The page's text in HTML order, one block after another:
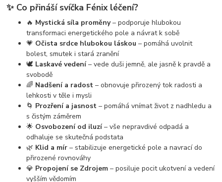
✨ Co přináší svíčka Fénix léčení?
🔥 Mystická síla proměny– podporuje hlubokou
transformaci energetického pole a návrat k sobě
💗 Očista srdce hlubokou láskou – pomáhá uvolnit
bolest, smutek i stará zranění
🕊️ Laskavé vedení– vede duši jemně, ale jasně k pravdě a
svobodě
🌈 Nadšení a radost – obnovuje přirozený tok radosti a
lehkosti v těle i mysli
🌀 Prozření a jasnost – pomáhá vnímat život z nadhledu a
s čistým záměrem
🌟 Osvobození od iluzí– vše nepravdivé odpadá a
odhaluje se skutečná podstata
🌿 Klid a mír – stabilizuje energetické pole a navrací do
přirozené rovnováhy
💎 Propojení se Zdrojem – posiluje pocit ukotvení a vedení
vyšším vědomím